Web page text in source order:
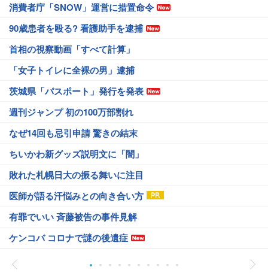
消費者庁「SNOW」運営に措置命令
90歳患者を殴る? 看護助手を逮捕
首相の視察動画「すべて計算」
「女子トイレに全裸の男」逮捕
茨城県「パスポート」発行を発表
週刊ジャンプ 初の100万部割れ
なぜ14回も忌引申請 驚きの結末
ちいかわ新グッズ説明文に「闇」
敗れた札幌日大の振る舞いに注目
医師が語る汗悩みとの向き合い方
有罪でいい 斉藤被告の事件見解
ケンコバ コロナで謎の後遺症